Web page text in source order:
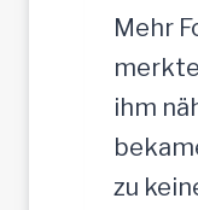
Mehr
ihm
zu